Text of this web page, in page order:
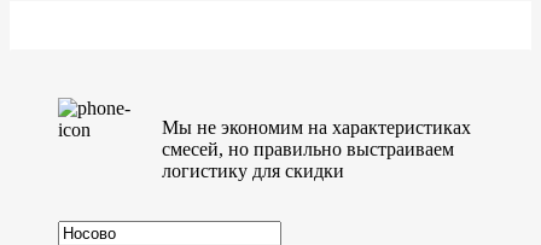
Мы не экономим на характеристиках
смесей, но правильно выстраиваем
логистику для скидки